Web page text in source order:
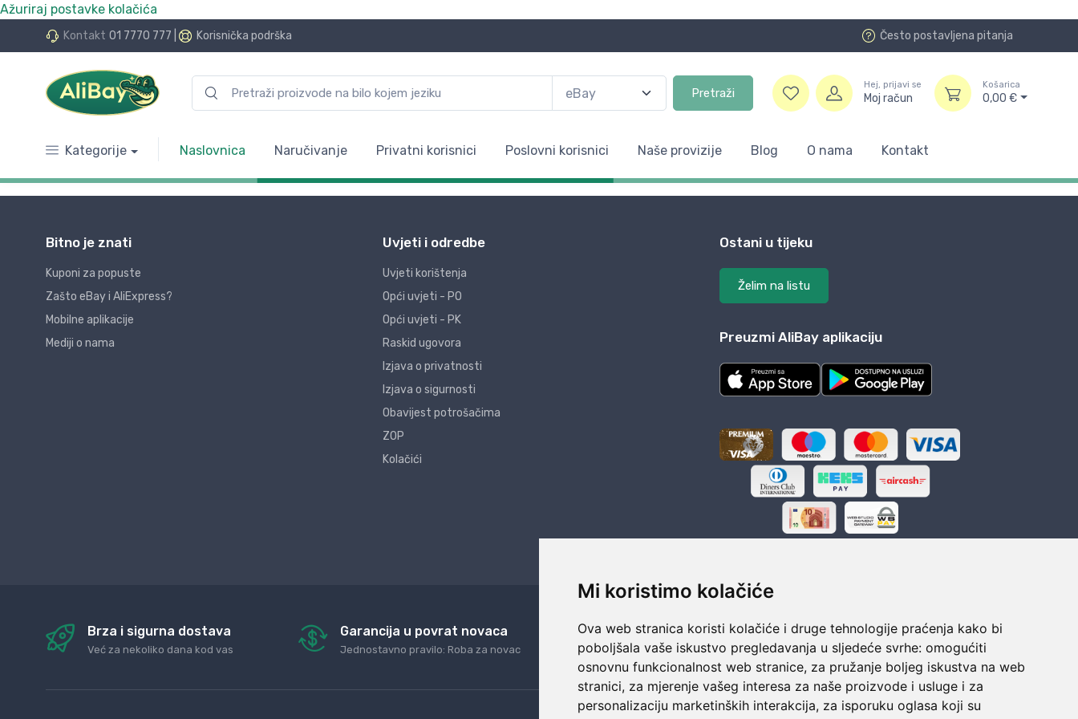
Mi koristimo kolačiće
Ova web stranica koristi kolačiće i druge tehnologije praćenja kako bi
poboljšala vaše iskustvo pregledavanja u sljedeće svrhe: omogućiti
osnovnu funkcionalnost web stranice, za pružanje boljeg iskustva na web
stranici, za mjerenje vašeg interesa za naše proizvode i usluge i za
personalizaciju marketinških interakcija, za isporuku oglasa koji su
Ažuriraj postavke kolačića
Kontakt 01 7770 777 Korisnička podrška Često postavljena pitanja
Pretraži
Hej, prijavi se
Moj račun
Košarica
0,00 €
Kategorije Naslovnica Naručivanje Privatni korisnici Poslovni korisnici Naše provizije Blog O nama Kontakt
Bitno je znati
Kuponi za popuste
Zašto eBay i AliExpress?
Mobilne aplikacije
Mediji o nama
Uvjeti i odredbe
Uvjeti korištenja
Opći uvjeti - PO
Opći uvjeti - PK
Raskid ugovora
Izjava o privatnosti
Izjava o sigurnosti
Obavijest potrošačima
ZOP
Kolačići
Ostani u tijeku
Želim na listu
Preuzmi AliBay aplikaciju
Brza i sigurna dostava
Već za nekoliko dana kod vas
Garancija u povrat novaca
Jednostavno pravilo: Roba za novac
24/7 odlična podrška
Naši agenti uvijek na raspolaganju
Sigurno obročno plaćanje
Do 24 rata bez kamata